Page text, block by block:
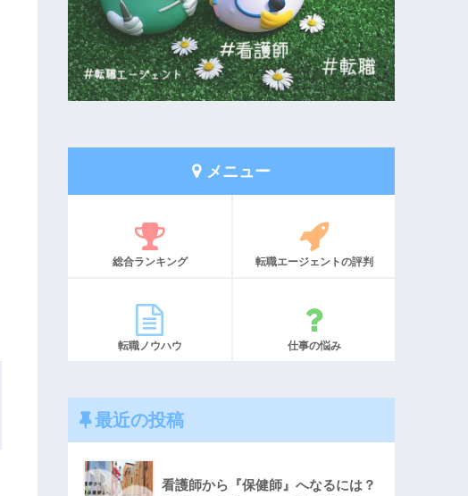
メニュー
総合ランキング 転職エージェントの評判
転職ノウハウ 仕事の悩み
最近の投稿
看護師から『保健師』へなるには？